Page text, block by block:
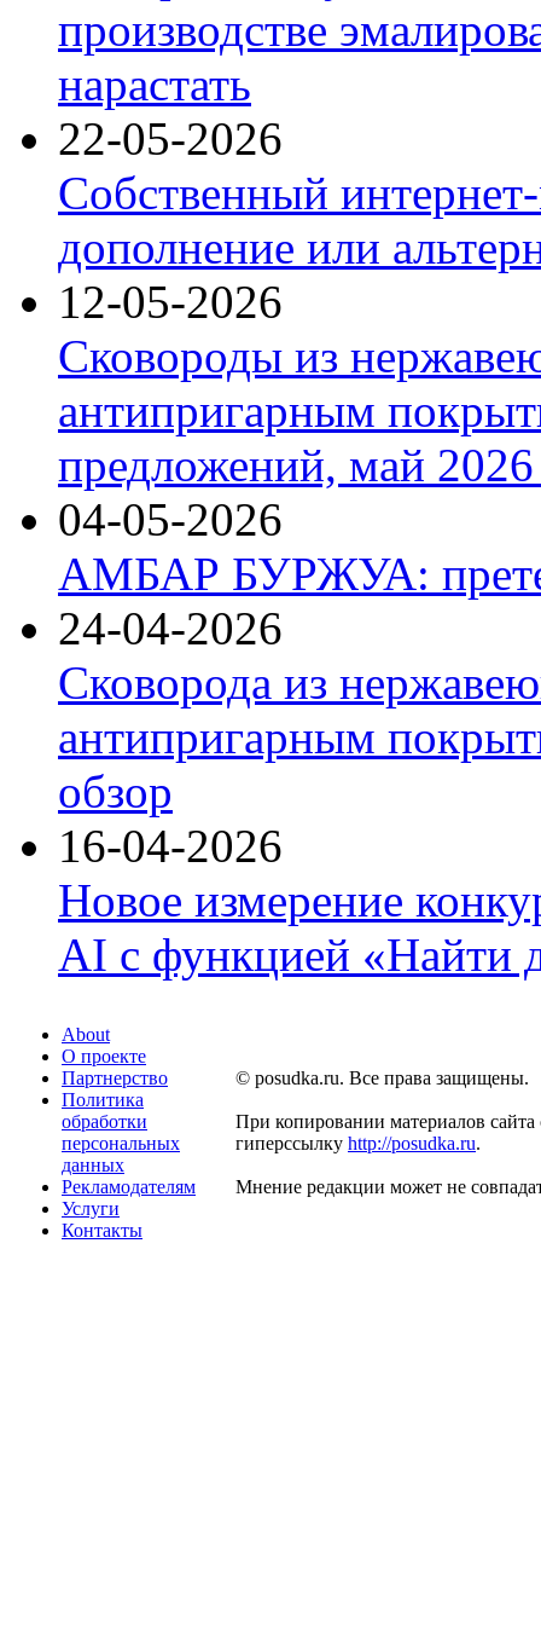
производстве
нарастать
22-05-2026
Собственный
дополнение или
12-05-2026
Сковороды из
антипригарным
предложений, май 2026
04-05-2026
АМБАР БУРЖУА:
24-04-2026
Сковорода из
антипригарным
обзор
16-04-2026
Новое измерение
AI с функцией «Найти
About
О проекте
Партнерство
Политика
обработки
персональных
данных
Рекламодателям
Услуги
Контакты
© posudka.ru. Все права защищены.
При копировании материалов сайта
гиперссылку http://posudka.ru.
Мнение редакции может не